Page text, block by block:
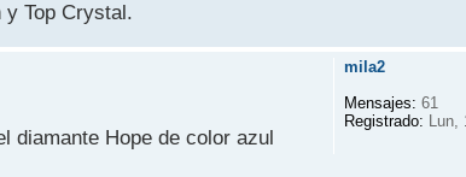
y Top Crystal.
diamante Hope de color azul
mila2
Mensajes: 61
Registrado: Lun,